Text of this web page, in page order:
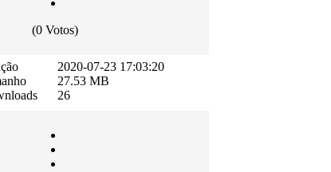
(0 Votos)
2020-07-23 17:03:20
27.53 MB
26